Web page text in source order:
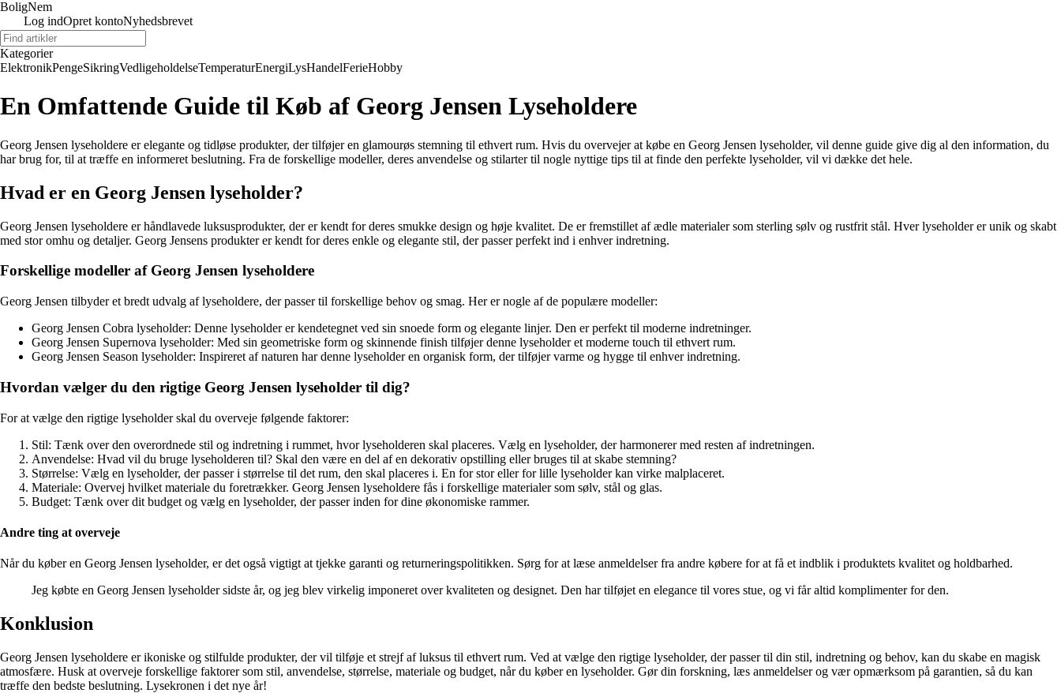
BoligNem
Log indOpret kontoNyhedsbrevet
Kategorier
ElektronikPengeSikringVedligeholdelseTemperaturEnergiLysHandelFerieHobby
En Omfattende Guide til Køb af Georg Jensen Lyseholdere
Georg Jensen lyseholdere er elegante og tidløse produkter, der tilføjer en glamourøs stemning til ethvert rum. Hvis du overvejer at købe en Georg Jensen lyseholder, vil denne guide give dig al den information, du
har brug for, til at træffe en informeret beslutning. Fra de forskellige modeller, deres anvendelse og stilarter til nogle nyttige tips til at finde den perfekte lyseholder, vil vi dække det hele.
Hvad er en Georg Jensen lyseholder?
Georg Jensen lyseholdere er håndlavede luksusprodukter, der er kendt for deres smukke design og høje kvalitet. De er fremstillet af ædle materialer som sterling sølv og rustfrit stål. Hver lyseholder er unik og skabt
med stor omhu og detaljer. Georg Jensens produkter er kendt for deres enkle og elegante stil, der passer perfekt ind i enhver indretning.
Forskellige modeller af Georg Jensen lyseholdere
Georg Jensen tilbyder et bredt udvalg af lyseholdere, der passer til forskellige behov og smag. Her er nogle af de populære modeller:
Georg Jensen Cobra lyseholder: Denne lyseholder er kendetegnet ved sin snoede form og elegante linjer. Den er perfekt til moderne indretninger.
Georg Jensen Supernova lyseholder: Med sin geometriske form og skinnende finish tilføjer denne lyseholder et moderne touch til ethvert rum.
Georg Jensen Season lyseholder: Inspireret af naturen har denne lyseholder en organisk form, der tilføjer varme og hygge til enhver indretning.
Hvordan vælger du den rigtige Georg Jensen lyseholder til dig?
For at vælge den rigtige lyseholder skal du overveje følgende faktorer:
Stil: Tænk over den overordnede stil og indretning i rummet, hvor lyseholderen skal placeres. Vælg en lyseholder, der harmonerer med resten af indretningen.
Anvendelse: Hvad vil du bruge lyseholderen til? Skal den være en del af en dekorativ opstilling eller bruges til at skabe stemning?
Størrelse: Vælg en lyseholder, der passer i størrelse til det rum, den skal placeres i. En for stor eller for lille lyseholder kan virke malplaceret.
Materiale: Overvej hvilket materiale du foretrækker. Georg Jensen lyseholdere fås i forskellige materialer som sølv, stål og glas.
Budget: Tænk over dit budget og vælg en lyseholder, der passer inden for dine økonomiske rammer.
Andre ting at overveje
Når du køber en Georg Jensen lyseholder, er det også vigtigt at tjekke garanti og returneringspolitikken. Sørg for at læse anmeldelser fra andre købere for at få et indblik i produktets kvalitet og holdbarhed.
Jeg købte en Georg Jensen lyseholder sidste år, og jeg blev virkelig imponeret over kvaliteten og designet. Den har tilføjet en elegance til vores stue, og vi får altid komplimenter for den.
Konklusion
Georg Jensen lyseholdere er ikoniske og stilfulde produkter, der vil tilføje et strejf af luksus til ethvert rum. Ved at vælge den rigtige lyseholder, der passer til din stil, indretning og behov, kan du skabe en magisk
atmosfære. Husk at overveje forskellige faktorer som stil, anvendelse, størrelse, materiale og budget, når du køber en lyseholder. Gør din forskning, læs anmeldelser og vær opmærksom på garantien, så du kan
træffe den bedste beslutning. Lysekronen i det nye år!